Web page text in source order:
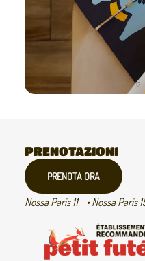
PRENOTAZIONI
PRENOTA ORA
Nossa Paris 11 Nossa Paris